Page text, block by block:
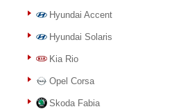
Hyundai Accent
Hyundai Solaris
Kia Rio
Opel Corsa
Skoda Fabia